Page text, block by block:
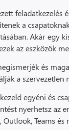
a
Akár egy
az eszközök
és
a
egyéni és
nyerhetsz az
Teams